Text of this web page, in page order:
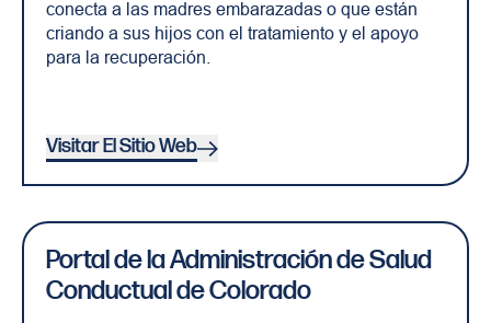
conecta a las madres embarazadas o que están
criando a sus hijos con el tratamiento y el apoyo
para la recuperación.
Visitar El Sitio Web
Portal de la Administración de Salud
Conductual de Colorado